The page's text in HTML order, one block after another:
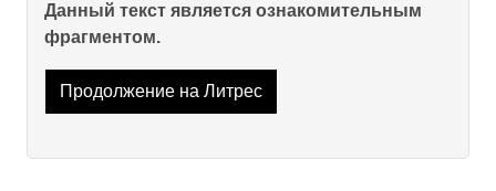
Данный текст является ознакомительным
фрагментом.
Продолжение на Литрес